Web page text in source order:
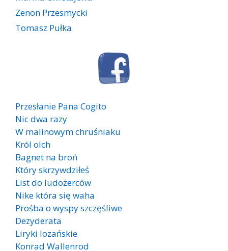
Zenon Przesmycki
Tomasz Pułka
Przesłanie Pana Cogito
Nic dwa razy
W malinowym chruśniaku
Król olch
Bagnet na broń
Który skrzywdziłeś
List do ludożerców
Nike która się waha
Prośba o wyspy szczęśliwe
Dezyderata
Liryki lozańskie
Konrad Wallenrod